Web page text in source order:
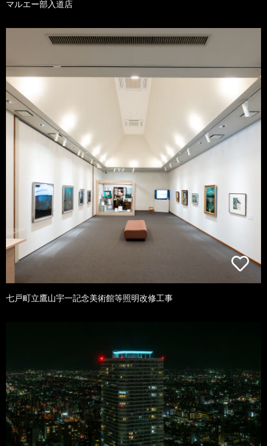
マルエー部入道店
七戸町立鷹山宇一記念美術館等照明改修工事